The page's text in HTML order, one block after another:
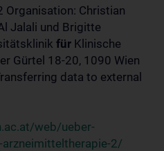
Christian
Jalali und Brigitte
für Klinische
Gürtel 18-20, 1090 Wien
data to external
web/ueber-
2/